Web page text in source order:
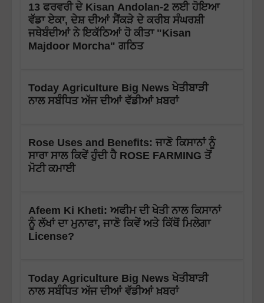
13 ਫਰਵਰੀ ਦੇ Kisan Andolan-2 ਲਈ ਹੋਇਆ
ਵੱਡਾ ਏਕਾ, ਦੇਸ਼ ਦੀਆਂ ਸੈਂਕੜੇ ਦੇ ਕਰੀਬ ਸੰਘਰਸ਼ੀ
ਜਥੇਬੰਦੀਆਂ ਨੇ ਇਕੱਠਿਆਂ ਹੋ ਕੀਤਾ "Kisan
Majdoor Morcha" ਗਠਿਤ
Today Agriculture Big News ਖੇਤੀਬਾੜੀ
ਨਾਲ ਸਬੰਧਿਤ ਅੱਜ ਦੀਆਂ ਵੱਡੀਆਂ ਖ਼ਬਰਾਂ
Rose Uses and Benefits: ਜਾਣੋ ਕਿਸਾਨਾਂ ਨੂੰ
ਸਾਰਾ ਸਾਲ ਕਿਵੇਂ ਹੁੰਦੀ ਹੈ ROSE FARMING ਤੋਂ
ਮੋਟੀ ਕਮਾਈ
Afeem Ki Kheti: ਅਫੀਮ ਦੀ ਖੇਤੀ ਨਾਲ ਕਿਸਾਨਾਂ
ਨੂੰ ਲੱਖਾਂ ਦਾ ਮੁਨਾਫਾ, ਜਾਣੋ ਕਿਵੇਂ ਅਤੇ ਕਿੱਥੋਂ ਮਿਲੇਗਾ
License?
Today Agriculture Big News ਖੇਤੀਬਾੜੀ
ਨਾਲ ਸਬੰਧਿਤ ਅੱਜ ਦੀਆਂ ਵੱਡੀਆਂ ਖ਼ਬਰਾਂ